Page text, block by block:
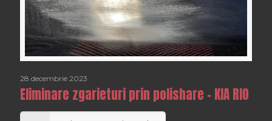
28 decembrie 2023
Eliminare zgarieturi prin polishare – KIA RIO